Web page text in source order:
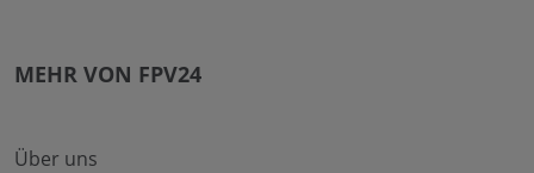
MEHR VON FPV24
Über uns